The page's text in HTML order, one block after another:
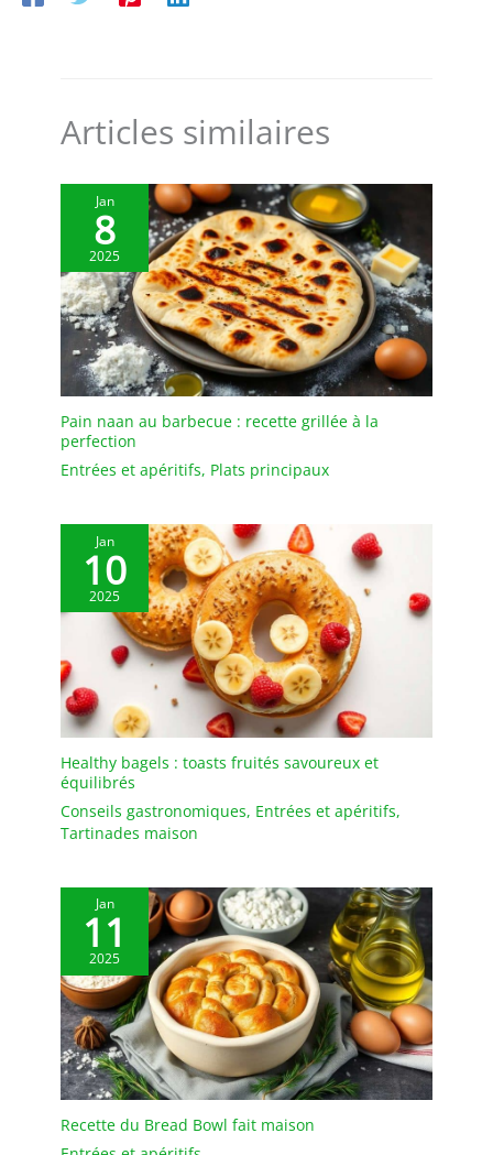
Articles similaires
Jan
8
2025
Pain naan au barbecue : recette grillée à la
perfection
Entrées et apéritifs, Plats principaux
Jan
10
2025
Healthy bagels : toasts fruités savoureux et
équilibrés
Conseils gastronomiques, Entrées et apéritifs,
Tartinades maison
Jan
11
2025
Recette du Bread Bowl fait maison